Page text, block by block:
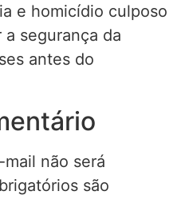
e homicídio culposo
segurança da
antes do
não será
são